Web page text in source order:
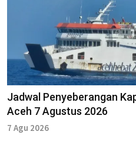
Jadwal Penyeberangan
Aceh 7 Agustus 2026
7 Agu 2026